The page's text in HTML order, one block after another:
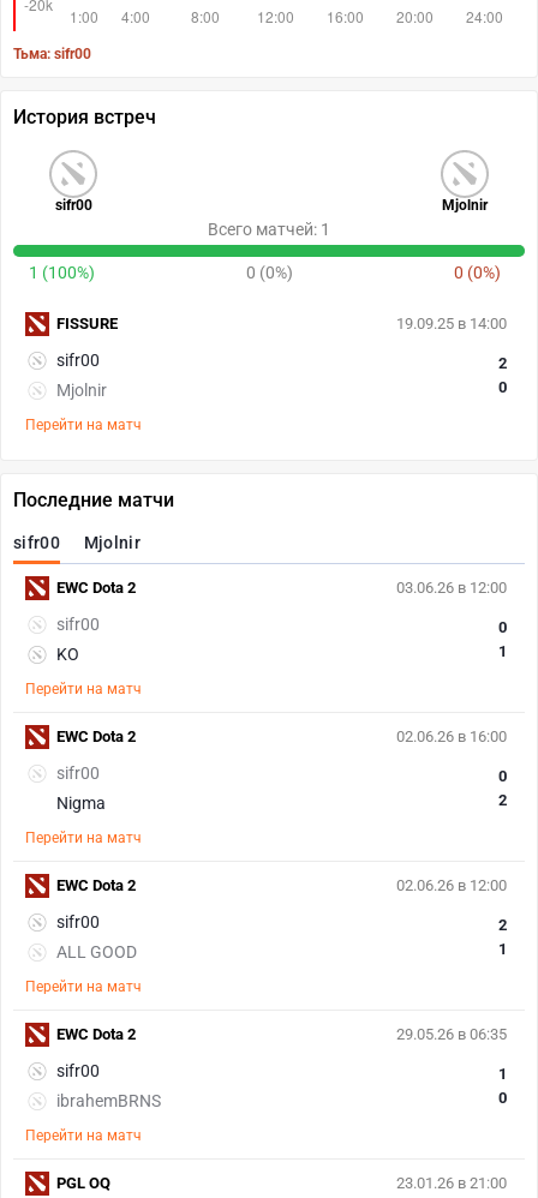
Тьма: sifr00
История встреч
sifr00 Mjolnir
Всего матчей: 1
1 (100%) 0 (0%) 0 (0%)
19.09.25 в 14:00
sifr00
Mjolnir
2
0
Перейти на матч
FISSURE
Последние матчи
sifr00 Mjolnir
03.06.26 в 12:00
sifr00
KO
0
1
Перейти на матч
EWC Dota 2
02.06.26 в 16:00
sifr00
Nigma
0
2
Перейти на матч
EWC Dota 2
02.06.26 в 12:00
sifr00
ALL GOOD
2
1
Перейти на матч
EWC Dota 2
29.05.26 в 06:35
sifr00
ibrahemBRNS
1
0
Перейти на матч
EWC Dota 2
23.01.26 в 21:00
PGL OQ